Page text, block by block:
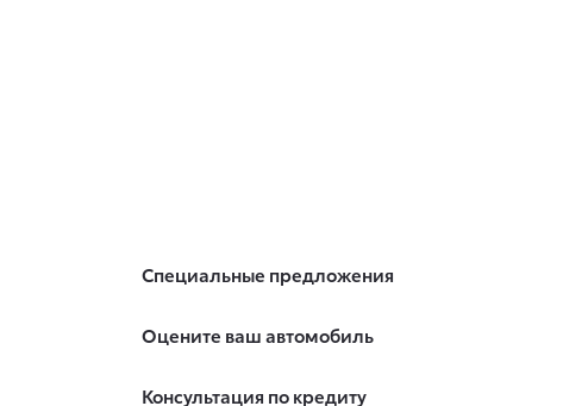
Специальные предложения
Оцените ваш автомобиль
Консультация по кредиту